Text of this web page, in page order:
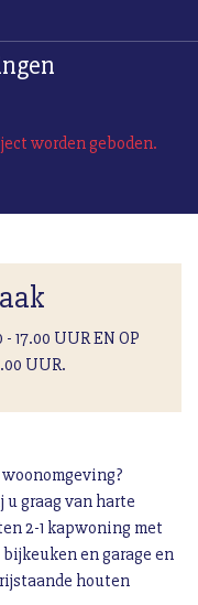
worden geboden.
- 17.00 UUR EN OP
UUR.
graag van harte
2-1 kapwoning met
en garage en
houten